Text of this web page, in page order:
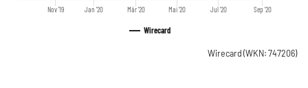
Wirecard
Nov '19 Jan '20 Mär '20 Mai '20 Jul '20 Sep '20
Wirecard (WKN: 747206)